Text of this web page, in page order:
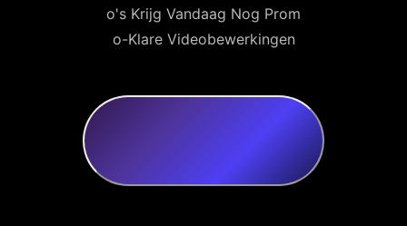
o's Krijg Vandaag Nog Prom
o-Klare Videobewerkingen